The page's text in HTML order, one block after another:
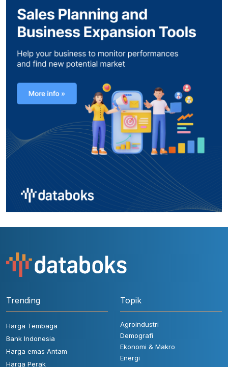
Trending
Harga Tembaga
Bank Indonesia
Harga emas Antam
Harga Perak
Topik
Agroindustri
Demografi
Ekonomi & Makro
Energi